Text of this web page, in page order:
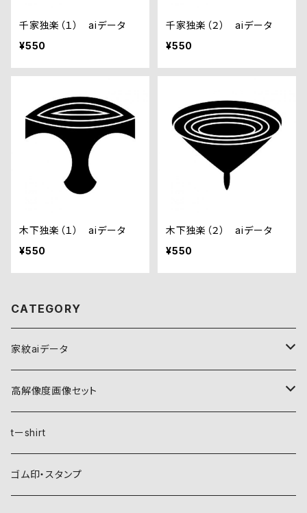
千家独楽（１） aiデータ
¥550
千家独楽（２） aiデータ
¥550
木下独楽（１） aiデータ
¥550
木下独楽（２） aiデータ
¥550
CATEGORY
家紋aiデータ
自然紋
稲妻
霞
植物紋
葵
動物紋
高解像度画像セット
自然紋
稲妻
植物紋
tーshirt
ゴム印・スタンプ